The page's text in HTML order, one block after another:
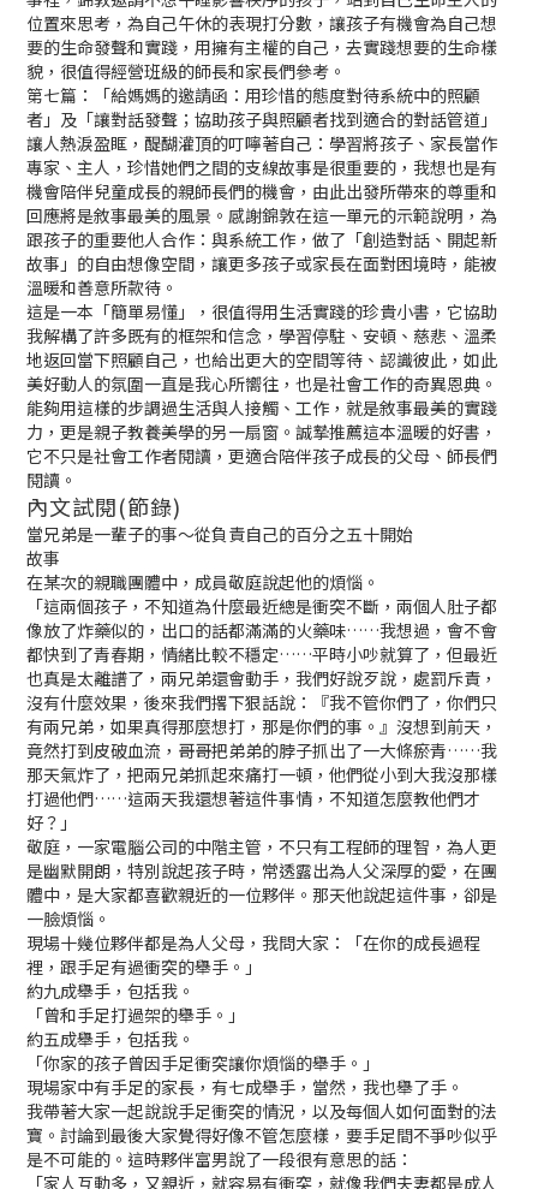
位置來思考，為自己午休的表現打分數，讓孩子有機會為自己想
要的生命發聲和實踐，用擁有主權的自己，去實踐想要的生命樣
貌，很值得經營班級的師長和家長們參考。
第七篇：「給媽媽的邀請函：用珍惜的態度對待系統中的照顧
者」及「讓對話發聲；協助孩子與照顧者找到適合的對話管道」
讓人熱淚盈眶，醍醐灌頂的叮嚀著自己：學習將孩子、家長當作
專家、主人，珍惜她們之間的支線故事是很重要的，我想也是有
機會陪伴兒童成長的親師長們的機會，由此出發所帶來的尊重和
回應將是敘事最美的風景。感謝錦敦在這一單元的示範說明，為
跟孩子的重要他人合作：與系統工作，做了「創造對話、開起新
故事」的自由想像空間，讓更多孩子或家長在面對困境時，能被
溫暖和善意所款待。
這是一本「簡單易懂」，很值得用生活實踐的珍貴小書，它協助
我解構了許多既有的框架和信念，學習停駐、安頓、慈悲、溫柔
地返回當下照顧自己，也給出更大的空間等待、認識彼此，如此
美好動人的氛圍一直是我心所嚮往，也是社會工作的奇異恩典。
能夠用這樣的步調過生活與人接觸、工作，就是敘事最美的實踐
力，更是親子教養美學的另一扇窗。誠摯推薦這本溫暖的好書，
它不只是社會工作者閱讀，更適合陪伴孩子成長的父母、師長們
閱讀。
內文試閱(節錄)
當兄弟是一輩子的事～從負責自己的百分之五十開始
故事
在某次的親職團體中，成員敬庭說起他的煩惱。
「這兩個孩子，不知道為什麼最近總是衝突不斷，兩個人肚子都
像放了炸藥似的，出口的話都滿滿的火藥味……我想過，會不會
都快到了青春期，情緒比較不穩定……平時小吵就算了，但最近
也真是太離譜了，兩兄弟還會動手，我們好說歹說，處罰斥責，
沒有什麼效果，後來我們撂下狠話說：『我不管你們了，你們只
有兩兄弟，如果真得那麼想打，那是你們的事。』沒想到前天，
竟然打到皮破血流，哥哥把弟弟的脖子抓出了一大條瘀青……我
那天氣炸了，把兩兄弟抓起來痛打一頓，他們從小到大我沒那樣
打過他們……這兩天我還想著這件事情，不知道怎麼教他們才
好？」
敬庭，一家電腦公司的中階主管，不只有工程師的理智，為人更
是幽默開朗，特別說起孩子時，常透露出為人父深厚的愛，在團
體中，是大家都喜歡親近的一位夥伴。那天他說起這件事，卻是
一臉煩惱。
現場十幾位夥伴都是為人父母，我問大家：「在你的成長過程
裡，跟手足有過衝突的舉手。」
約九成舉手，包括我。
「曾和手足打過架的舉手。」
約五成舉手，包括我。
「你家的孩子曾因手足衝突讓你煩惱的舉手。」
現場家中有手足的家長，有七成舉手，當然，我也舉了手。
我帶著大家一起說說手足衝突的情況，以及每個人如何面對的法
寶。討論到最後大家覺得好像不管怎麼樣，要手足間不爭吵似乎
是不可能的。這時夥伴富男說了一段很有意思的話：
「家人互動多，又親近，就容易有衝突，就像我們夫妻都是成人